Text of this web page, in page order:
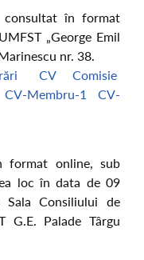
în format
„George Emil
nr. 38.
CV
Comisie
CV-Membru-1
CV-
format online, sub
loc în data de 09
Consiliului de
G.E. Palade Târgu